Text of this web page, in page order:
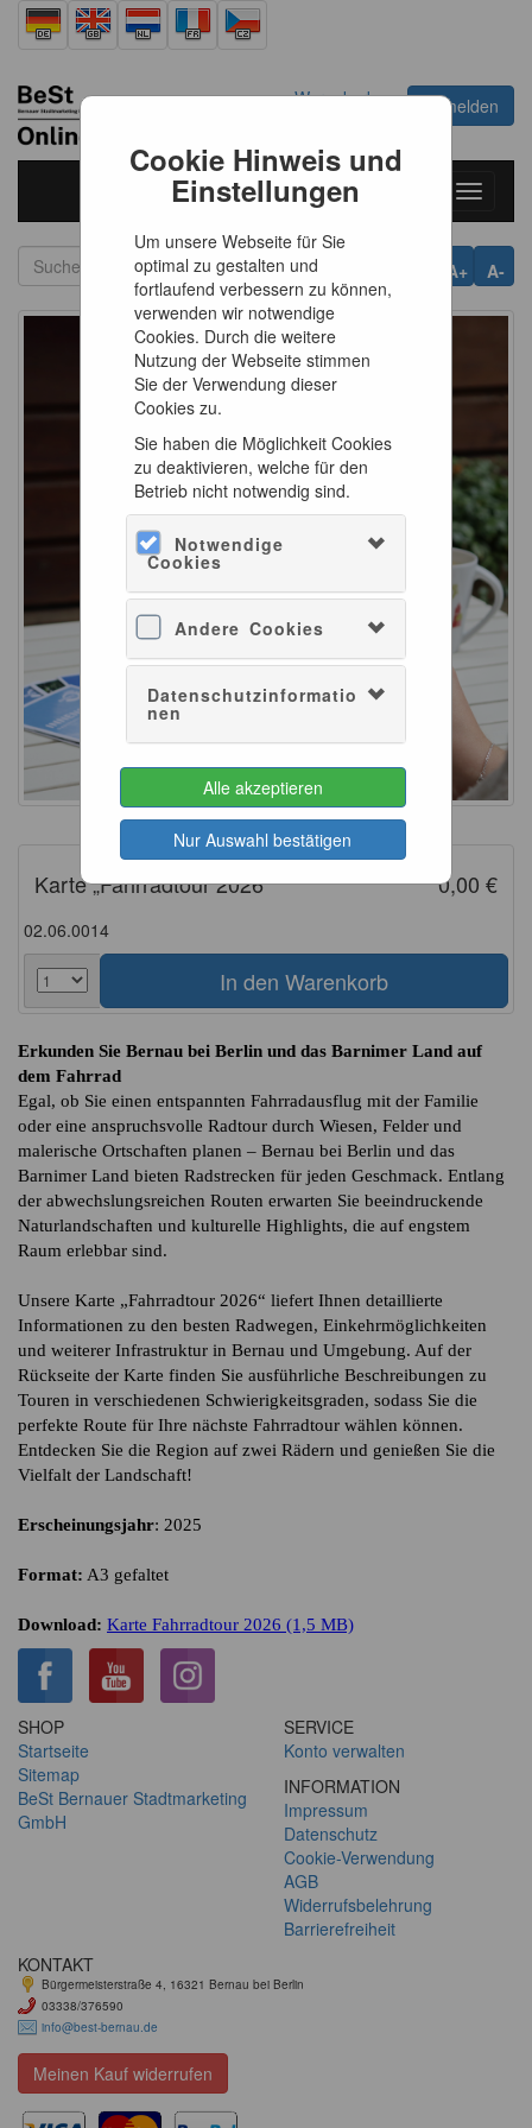
Cookie Hinweis und
Einstellungen
Um unsere Webseite für Sie
optimal zu gestalten und
fortlaufend verbessern zu können,
verwenden wir notwendige
Cookies. Durch die weitere
Nutzung der Webseite stimmen
Sie der Verwendung dieser
Cookies zu.
Sie haben die Möglichkeit Cookies
zu deaktivieren, welche für den
Betrieb nicht notwendig sind.
Notwendige
Cookies
Andere Cookies
Datenschutzinformatio
nen
Alle akzeptieren
Nur Auswahl bestätigen
Warenkorb
Anmelden
Toggle
A-
A+
0,00 €
Karte „Fahrradtour 2026“
02.06.0014
Erkunden Sie Bernau bei Berlin und das Barnimer Land auf
dem Fahrrad
Egal, ob Sie einen entspannten Fahrradausflug mit der Familie
oder eine anspruchsvolle Radtour durch Wiesen, Felder und
malerische Ortschaften planen – Bernau bei Berlin und das
Barnimer Land bieten Radstrecken für jeden Geschmack. Entlang
der abwechslungsreichen Routen erwarten Sie beeindruckende
Naturlandschaften und kulturelle Highlights, die auf engstem
Raum erlebbar sind.
Unsere Karte „Fahrradtour 2026“ liefert Ihnen detaillierte
Informationen zu den besten Radwegen, Einkehrmöglichkeiten
und weiterer Infrastruktur in Bernau und Umgebung. Auf der
Rückseite der Karte finden Sie ausführliche Beschreibungen zu
Touren in verschiedenen Schwierigkeitsgraden, sodass Sie die
perfekte Route für Ihre nächste Fahrradtour wählen können.
Entdecken Sie die Region auf zwei Rädern und genießen Sie die
Vielfalt der Landschaft!
Erscheinungsjahr: 2025
Format: A3 gefaltet
Download: Karte Fahrradtour 2026 (1,5 MB)
SHOP
Startseite
Sitemap
BeSt Bernauer Stadtmarketing
GmbH
SERVICE
Konto verwalten
INFORMATION
Impressum
Datenschutz
Cookie-Verwendung
AGB
Widerrufsbelehrung
Barrierefreiheit
KONTAKT
Bürgermeisterstraße 4, 16321 Bernau bei Berlin
03338/376590
info@best-bernau.de
Meinen Kauf widerrufen